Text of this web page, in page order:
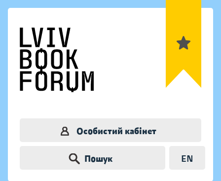
Особистий кабінет
Пошук EN